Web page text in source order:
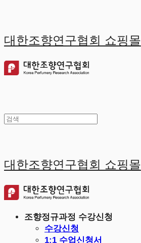
대한조향연구협회 쇼핑몰
대한조향연구협회 쇼핑몰
조향정규과정 수강신청
수강신청
1:1 수업신청서